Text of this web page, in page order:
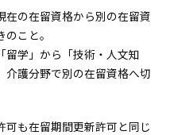
の在留資格から別の在留資
こと。
留学」から「技術・人文知
護分野で別の在留資格へ切
も在留期間更新許可と同じ